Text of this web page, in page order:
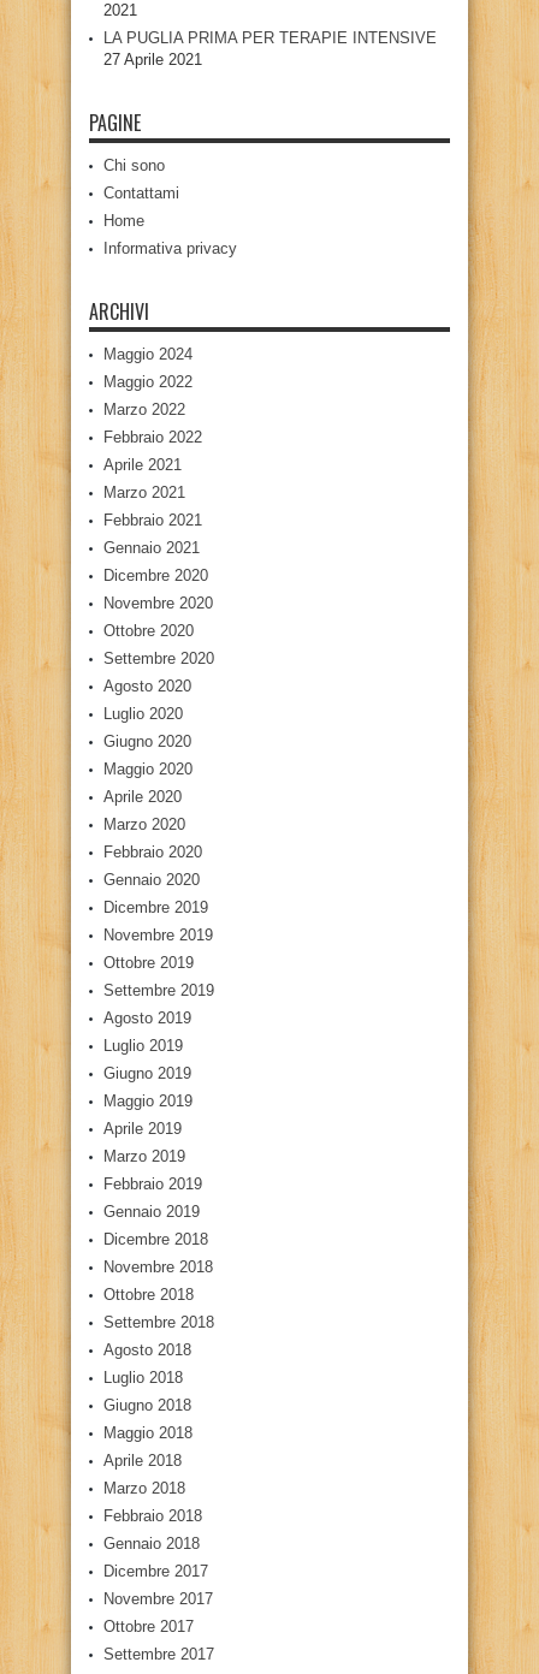
2021
LA PUGLIA PRIMA PER TERAPIE INTENSIVE
27 Aprile 2021
PAGINE
Chi sono
Contattami
Home
Informativa privacy
ARCHIVI
Maggio 2024
Maggio 2022
Marzo 2022
Febbraio 2022
Aprile 2021
Marzo 2021
Febbraio 2021
Gennaio 2021
Dicembre 2020
Novembre 2020
Ottobre 2020
Settembre 2020
Agosto 2020
Luglio 2020
Giugno 2020
Maggio 2020
Aprile 2020
Marzo 2020
Febbraio 2020
Gennaio 2020
Dicembre 2019
Novembre 2019
Ottobre 2019
Settembre 2019
Agosto 2019
Luglio 2019
Giugno 2019
Maggio 2019
Aprile 2019
Marzo 2019
Febbraio 2019
Gennaio 2019
Dicembre 2018
Novembre 2018
Ottobre 2018
Settembre 2018
Agosto 2018
Luglio 2018
Giugno 2018
Maggio 2018
Aprile 2018
Marzo 2018
Febbraio 2018
Gennaio 2018
Dicembre 2017
Novembre 2017
Ottobre 2017
Settembre 2017